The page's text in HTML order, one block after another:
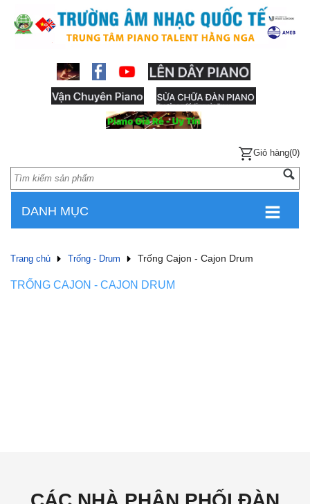
Giỏ hàng(0)
DANH MỤC
Trang chủ Trống - Drum Trống Cajon - Cajon Drum
TRỐNG CAJON - CAJON DRUM